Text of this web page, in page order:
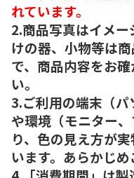
れています。
2.商品写真はイメ
けの器、小物等は
で、商品内容をお
い。
3.ご利用の端末（パ
や環境（モニター
り、色の見え方が
います。あらかじめ